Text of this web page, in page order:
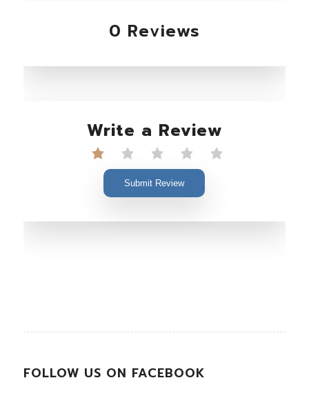
0 Reviews
Write a Review
Submit Review
FOLLOW US ON FACEBOOK